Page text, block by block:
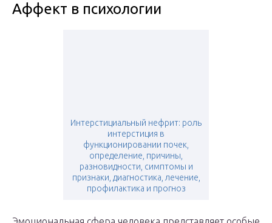
Аффект в психологии
Интерстициальный нефрит: роль
интерстиция в
функционировании почек,
определение, причины,
разновидности, симптомы и
признаки, диагностика, лечение,
профилактика и прогноз